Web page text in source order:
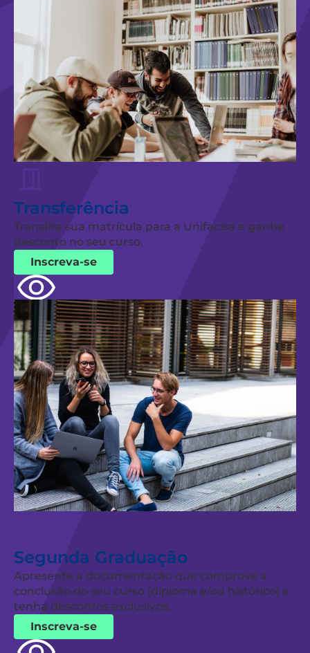
Transferência
Transfira sua matrícula para a Unifacisa e ganhe
desconto no seu curso.
Inscreva-se
Segunda Graduação
Apresente a documentação que comprove a
conclusão do seu curso (diploma e/ou histórico) e
tenha descontos exclusivos.
Inscreva-se